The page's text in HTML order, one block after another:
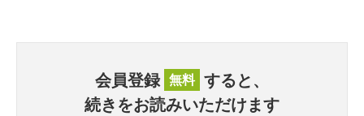
会員登録 無料 すると、
続きをお読みいただけます